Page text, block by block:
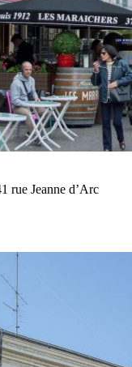
rue Jeanne d’Arc